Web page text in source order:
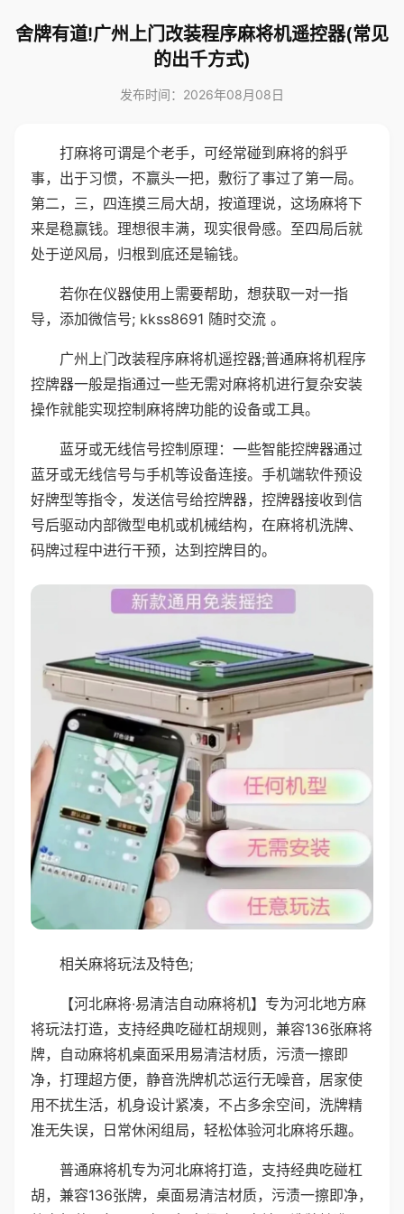
舍牌有道!广州上门改装程序麻将机遥控器(常见
的出千方式)
发布时间：2026年08月08日
打麻将可谓是个老手，可经常碰到麻将的斜乎
事，出于习惯，不赢头一把，敷衍了事过了第一局。
第二，三，四连摸三局大胡，按道理说，这场麻将下
来是稳赢钱。理想很丰满，现实很骨感。至四局后就
处于逆风局，归根到底还是输钱。
若你在仪器使用上需要帮助，想获取一对一指
导，添加微信号; kkss8691 随时交流 。
广州上门改装程序麻将机遥控器;普通麻将机程序
控牌器一般是指通过一些无需对麻将机进行复杂安装
操作就能实现控制麻将牌功能的设备或工具。
蓝牙或无线信号控制原理：一些智能控牌器通过
蓝牙或无线信号与手机等设备连接。手机端软件预设
好牌型等指令，发送信号给控牌器，控牌器接收到信
号后驱动内部微型电机或机械结构，在麻将机洗牌、
码牌过程中进行干预，达到控牌目的。
相关麻将玩法及特色;
【河北麻将·易清洁自动麻将机】专为河北地方麻
将玩法打造，支持经典吃碰杠胡规则，兼容136张麻将
牌，自动麻将机桌面采用易清洁材质，污渍一擦即
净，打理超方便，静音洗牌机芯运行无噪音，居家使
用不扰生活，机身设计紧凑，不占多余空间，洗牌精
准无失误，日常休闲组局，轻松体验河北麻将乐趣。
普通麻将机专为河北麻将打造，支持经典吃碰杠
胡，兼容136张牌，桌面易清洁材质，污渍一擦即净，